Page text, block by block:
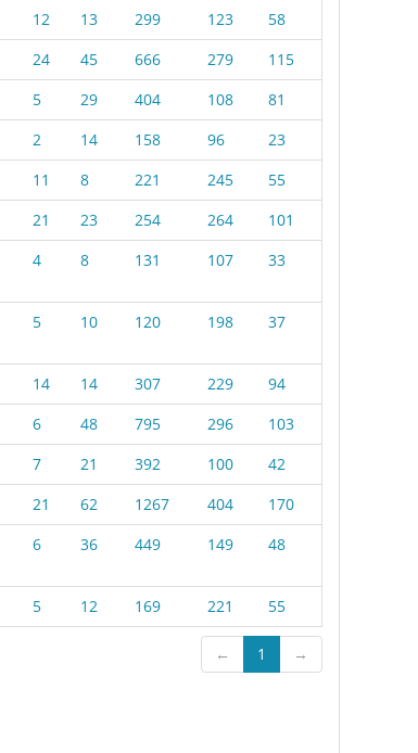
12 13 299 123
58
24 45 666 279
115
5 29 404 108
81
2 14 158 96
23
11 8 221 245
55
21 23 254 264
101
4 8 131 107 33
5 10 120 198 37
14 14 307 229
94
6 48 795 296
103
7 21 392 100
42
21 62 1267 404
170
6 36 449 149 48
5 12 169 221 55
← 1 →